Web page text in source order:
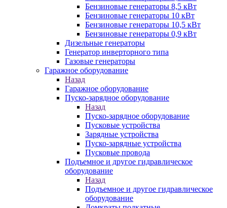
Бензиновые генераторы 8,5 кВт
Бензиновые генераторы 10 кВт
Бензиновые генераторы 10,5 кВт
Бензиновые генераторы 0,9 кВт
Дизельные генераторы
Генератор инверторного типа
Газовые генераторы
Гаражное оборудование
Назад
Гаражное оборудование
Пуско-зарядное оборудование
Назад
Пуско-зарядное оборудование
Пусковые устройства
Зарядные устройства
Пуско-зарядные устройства
Пусковые провода
Подъемное и другое гидравлическое
оборудование
Назад
Подъемное и другое гидравлическое
оборудование